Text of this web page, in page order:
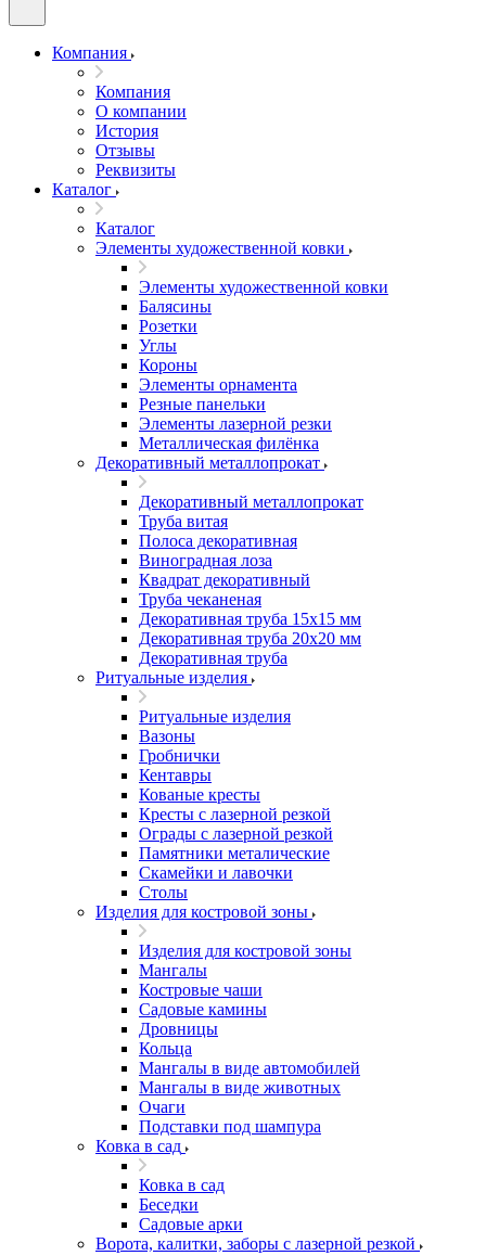
Компания
Компания
О компании
История
Отзывы
Реквизиты
Каталог
Каталог
Элементы художественной ковки
Элементы художественной ковки
Балясины
Розетки
Углы
Короны
Элементы орнамента
Резные панельки
Элементы лазерной резки
Металлическая филёнка
Декоративный металлопрокат
Декоративный металлопрокат
Труба витая
Полоса декоративная
Виноградная лоза
Квадрат декоративный
Труба чеканеная
Декоративная труба 15х15 мм
Декоративная труба 20х20 мм
Декоративная труба
Ритуальные изделия
Ритуальные изделия
Вазоны
Гробнички
Кентавры
Кованые кресты
Кресты с лазерной резкой
Ограды с лазерной резкой
Памятники металические
Скамейки и лавочки
Столы
Изделия для костровой зоны
Изделия для костровой зоны
Мангалы
Костровые чаши
Садовые камины
Дровницы
Кольца
Мангалы в виде автомобилей
Мангалы в виде животных
Очаги
Подставки под шампура
Ковка в сад
Ковка в сад
Беседки
Садовые арки
Ворота, калитки, заборы с лазерной резкой